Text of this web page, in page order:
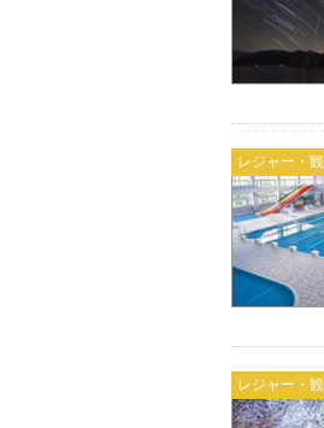
レジャー・
レジャー・